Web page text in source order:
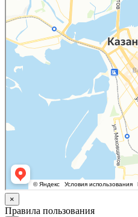
×
Правила пользования